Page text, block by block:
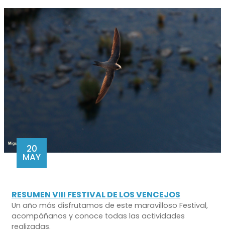
20
MAY
RESUMEN VIII FESTIVAL DE LOS VENCEJOS
Un año más disfrutamos de este maravilloso Festival,
acompáñanos y conoce todas las actividades
realizadas.